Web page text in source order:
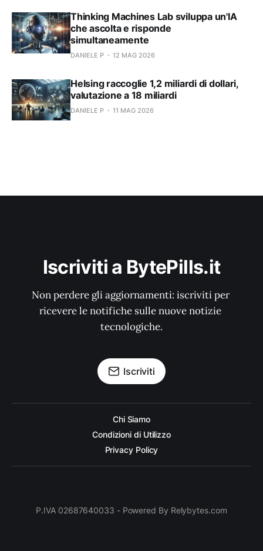
Thinking Machines Lab sviluppa un'IA
che ascolta e risponde
simultaneamente
DANIELE P 12 MAG 2026
Helsing raccoglie 1,2 miliardi di dollari,
valutazione a 18 miliardi
DANIELE P 11 MAG 2026
Iscriviti a BytePills.it
Non perdere gli aggiornamenti: iscriviti per
ricevere le notifiche sulle nuove notizie
tecnologiche.
Iscriviti
Chi Siamo
Condizioni di Utilizzo
Privacy Policy
P.IVA 02687640033 - Powered By Relybytes.com